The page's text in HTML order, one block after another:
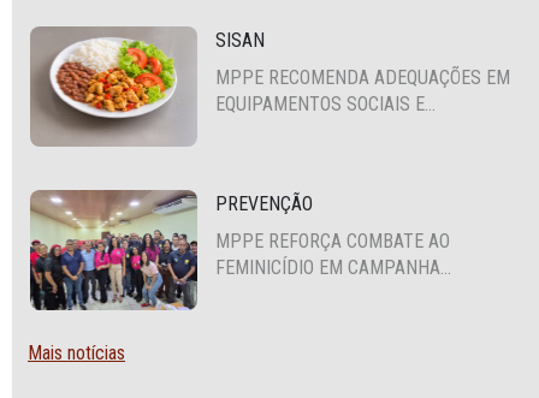
SISAN
MPPE RECOMENDA ADEQUAÇÕES EM
EQUIPAMENTOS SOCIAIS E
PREVENÇÃO
MPPE REFORÇA COMBATE AO
FEMINICÍDIO EM CAMPANHA
Mais notícias